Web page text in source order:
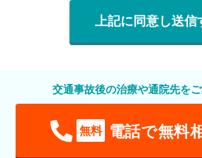
交通事故後の治療や通院先をご
無料 電話で無料